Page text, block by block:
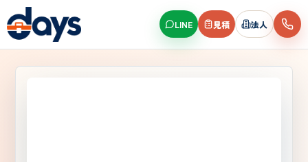
LINE 見積 法人